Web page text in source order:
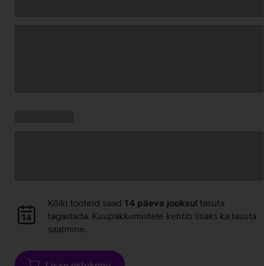
Andmete
laadimine
Kõiki tooteid saad 14 päeva jooksul tasuta
tagastada. Kuupakkumistele kehtib lisaks ka tasuta
saatmine.